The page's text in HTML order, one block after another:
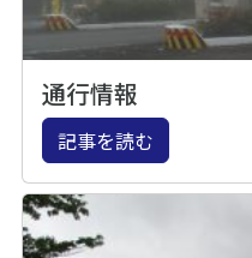
通行情報
記事を読む